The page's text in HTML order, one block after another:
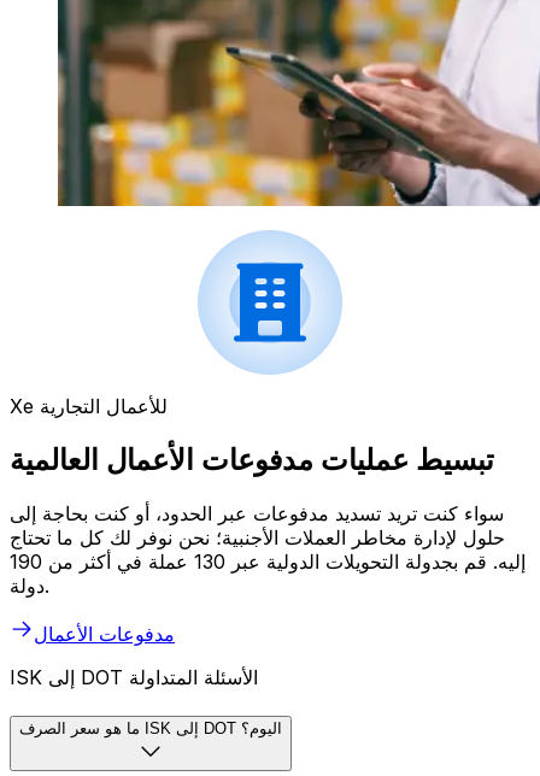
Xe للأعمال التجارية
تبسيط عمليات مدفوعات الأعمال العالمية
سواء كنت تريد تسديد مدفوعات عبر الحدود، أو كنت بحاجة إلى
حلول لإدارة مخاطر العملات الأجنبية؛ نحن نوفر لك كل ما تحتاج
إليه. قم بجدولة التحويلات الدولية عبر 130 عملة في أكثر من 190
دولة.
مدفوعات الأعمال
ISK إلى DOT الأسئلة المتداولة
ما هو سعر الصرف ISK إلى DOT اليوم؟